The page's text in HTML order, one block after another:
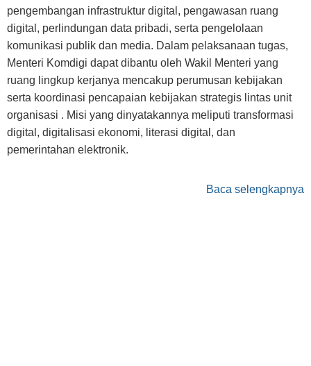
pengembangan infrastruktur digital, pengawasan ruang
digital, perlindungan data pribadi, serta pengelolaan
komunikasi publik dan media. Dalam pelaksanaan tugas,
Menteri Komdigi dapat dibantu oleh Wakil Menteri yang
ruang lingkup kerjanya mencakup perumusan kebijakan
serta koordinasi pencapaian kebijakan strategis lintas unit
organisasi . Misi yang dinyatakannya meliputi transformasi
digital, digitalisasi ekonomi, literasi digital, dan
pemerintahan elektronik.
Baca selengkapnya